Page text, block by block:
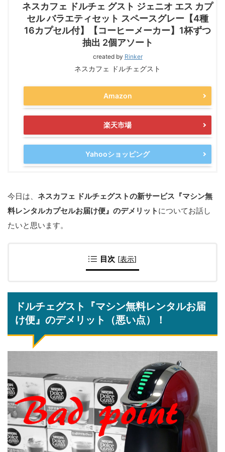
ネスカフェ ドルチェ グスト ジェニオ エス カプ
セル バラエティセット スペースグレー【4種
16カプセル付】【コーヒーメーカー】1杯ずつ
抽出 2個アソート
created by Rinker
ネスカフェ ドルチェグスト
Amazon
楽天市場
Yahooショッピング
今日は、 ネスカフェ ドルチェグストの新サービス『マシン無
料レンタルカプセルお届け便』のデメリット についてお話し
たいと思います。
目次 [表示]
ドルチェグスト『マシン無料レンタルお届
け便』のデメリット（悪い点）！